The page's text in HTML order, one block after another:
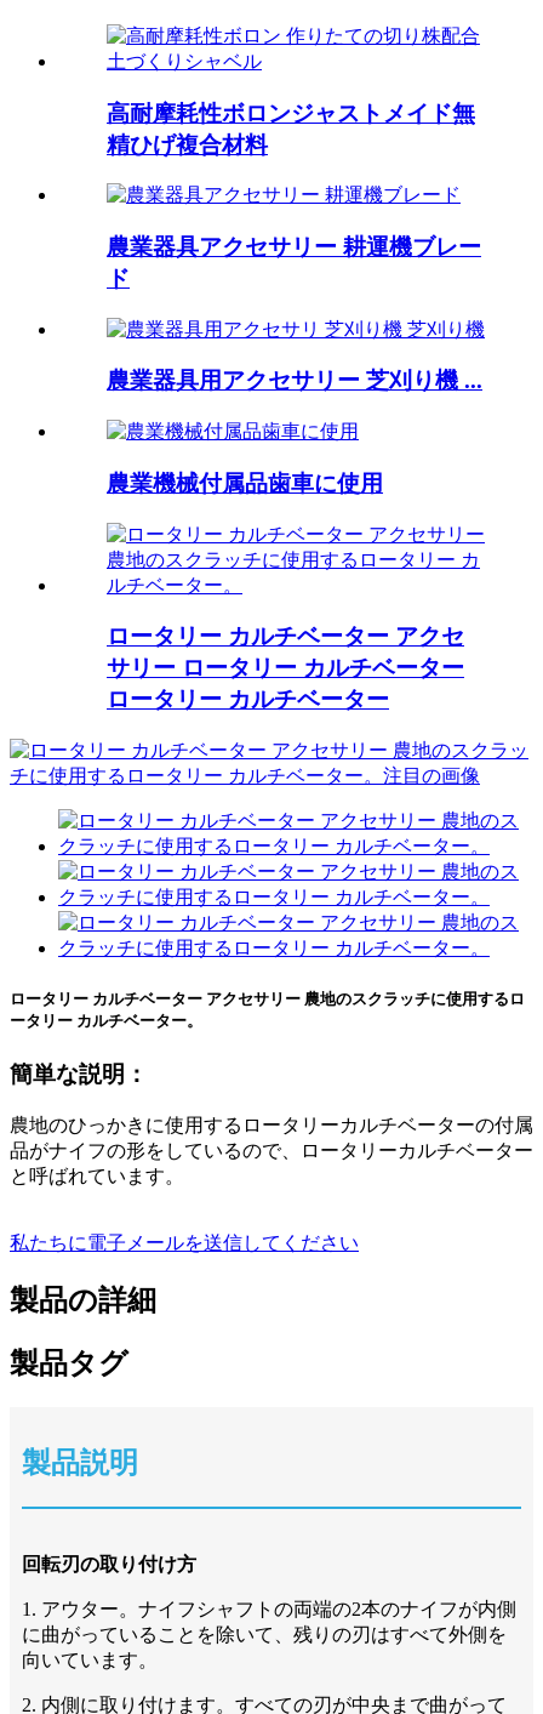
高耐摩耗性ボロンジャストメイド無
精ひげ複合材料
農業器具アクセサリー 耕運機ブレー
ド
農業器具用アクセサリー 芝刈り機 ...
農業機械付属品歯車に使用
ロータリー カルチベーター アクセ
サリー ロータリー カルチベーター
ロータリー カルチベーター
ロータリー カルチベーター アクセサリー 農地のスクラッチに使用するロ
ータリー カルチベーター。
簡単な説明：
農地のひっかきに使用するロータリーカルチベーターの付属
品がナイフの形をしているので、ロータリーカルチベーター
と呼ばれています。
私たちに電子メールを送信してください
製品の詳細
製品タグ
製品説明
回転刃の取り付け方
1. アウター。ナイフシャフトの両端の2本のナイフが内側
に曲がっていることを除いて、残りの刃はすべて外側を
向いています。
2. 内側に取り付けます。すべての刃が中央まで曲がって